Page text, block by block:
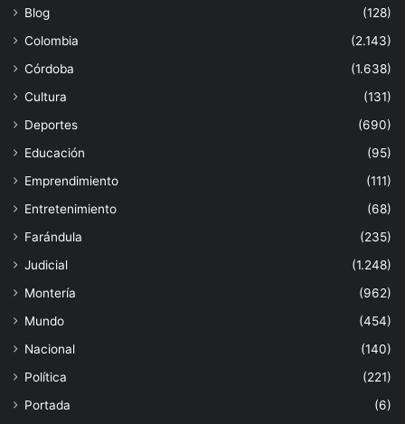
Blog
(128)
Colombia
(2.143)
Córdoba
(1.638)
Cultura
(131)
Deportes
(690)
Educación
(95)
Emprendimiento
(111)
Entretenimiento
(68)
Farándula
(235)
Judicial
(1.248)
Montería
(962)
Mundo
(454)
Nacional
(140)
Política
(221)
Portada
(6)